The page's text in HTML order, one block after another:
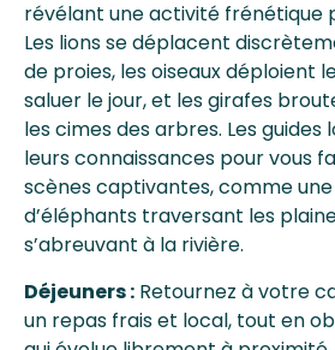
révélant une activité frénétique
Les lions se déplacent
de proies, les oiseaux déploient
saluer le jour, et les girafes
les cimes des arbres. Les
leurs connaissances pour vous
scènes captivantes, comme
d’éléphants traversant les
s’abreuvant à la rivière.
Déjeuners : Retournez à votre
un repas frais et local, tout en